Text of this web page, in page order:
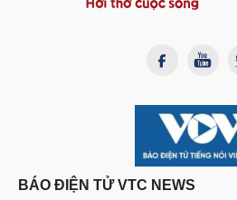
BÁO ĐIỆN TỬ VTC NEWS